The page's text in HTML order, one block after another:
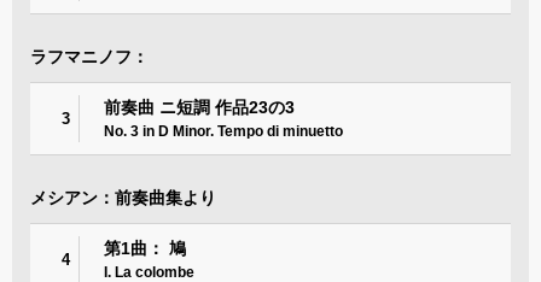
ラフマニノフ：
3
前奏曲 ニ短調 作品23の3
No. 3 in D Minor. Tempo di minuetto
メシアン：前奏曲集より
4
第1曲： 鳩
I. La colombe